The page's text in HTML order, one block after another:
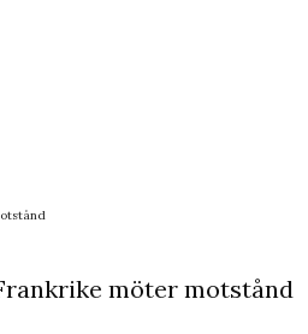
möter motstånd